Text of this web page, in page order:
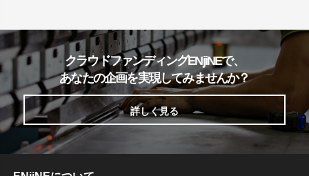
クラウドファンディングENjiNEで、
あなたの企画を実現してみませんか？
詳しく見る